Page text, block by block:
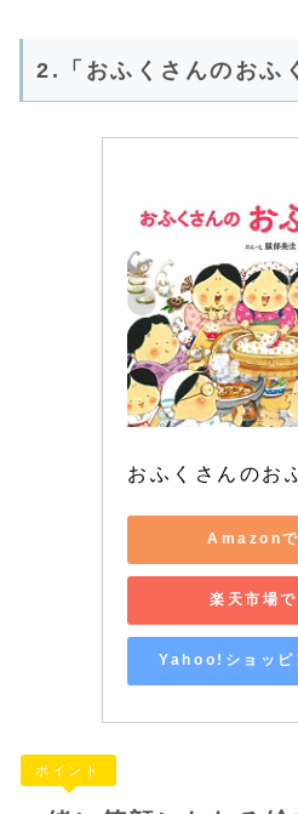
2.「おふくさんのおふ
おふくさんのお
Amazonで
楽天市場で
Yahoo!ショッピ
ポイント